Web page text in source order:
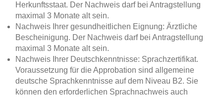
Herkunftsstaat. Der Nachweis darf bei Antragstellung
maximal 3 Monate alt sein.
Nachweis Ihrer gesundheitlichen Eignung: Ärztliche
Bescheinigung. Der Nachweis darf bei Antragstellung
maximal 3 Monate alt sein.
Nachweis Ihrer Deutschkenntnisse: Sprachzertifikat.
Voraussetzung für die Approbation sind allgemeine
deutsche Sprachkenntnisse auf dem Niveau B2. Sie
können den erforderlichen Sprachnachweis auch